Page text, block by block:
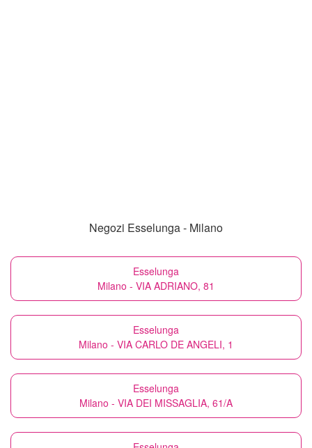
Negozi Esselunga - Milano
Esselunga
Milano - VIA ADRIANO, 81
Esselunga
Milano - VIA CARLO DE ANGELI, 1
Esselunga
Milano - VIA DEI MISSAGLIA, 61/A